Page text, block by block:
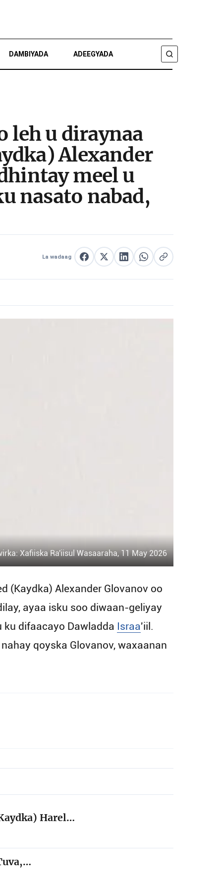
DAMBIYADA ADEEGYADA
leh u diraynaa
Alexander
meel u
nasato nabad,
La wadaag La wadaag Facebook
La wadaag XLa wadaag LinkedIn
La wadaag WhatsApp
Nuqul link
Xafiiska Ra'iisul Wasaaraha, 11 May 2026
(Kaydka) Alexander Glovanov oo
ayaa isku soo diwaan-geliyay
ku difaacayo Dawladda Israa'iil.
qoyska Glovanov, waxaanan
Harel…